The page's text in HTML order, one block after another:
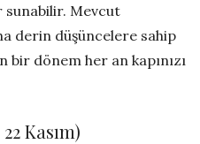
sunabilir. Mevcut
derin düşüncelere sahip
bir dönem her an kapınızı
Kasım)